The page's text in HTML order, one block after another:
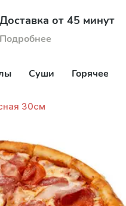
Доставка от 45 минут
Подробнее
Суши Горячее
30см